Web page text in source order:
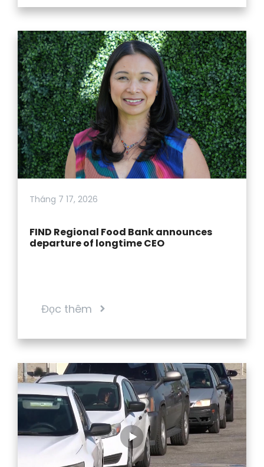
Tháng 7 17, 2026
FIND Regional Food Bank announces
departure of longtime CEO
Đọc thêm